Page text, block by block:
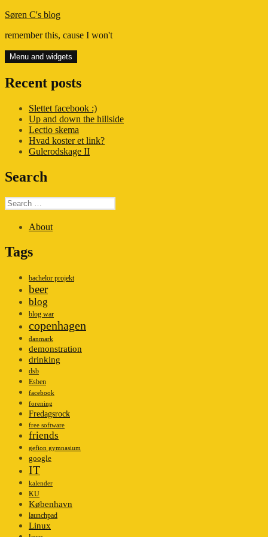
Skip
content
Søren C's blog
remember this, cause I won't
Menu and widgets
Recent posts
Slettet facebook :)
Up and down the hillside
Lectio skema
Hvad koster et link?
Gulerodskage II
Search
Search
for:
About
Tags
bachelor projekt
beer
blog
blog war
copenhagen
danmark
demonstration
drinking
dsb
Esben
facebook
forening
Fredagsrock
free software
friends
gefion gymnasium
google
IT
kalender
KU
København
launchpad
Linux